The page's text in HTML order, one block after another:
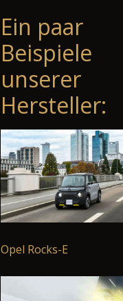
Ein paar
Beispiele
unserer
Hersteller:
Opel Rocks-E